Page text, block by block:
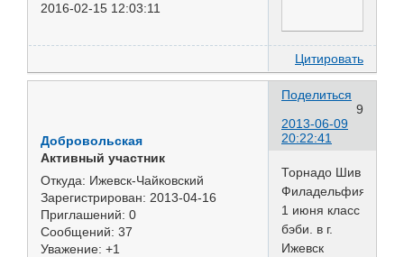
2016-02-15 12:03:11
Цитировать
Поделиться
9
2013-06-09
20:22:41
Добровольская
Активный участник
Откуда: Ижевск-Чайковский
Зарегистрирован: 2013-04-16
Приглашений: 0
Сообщений: 37
Уважение: +1
Торнадо Шив
Филадельфия
1 июня класс
бэби. в г.
Ижевск